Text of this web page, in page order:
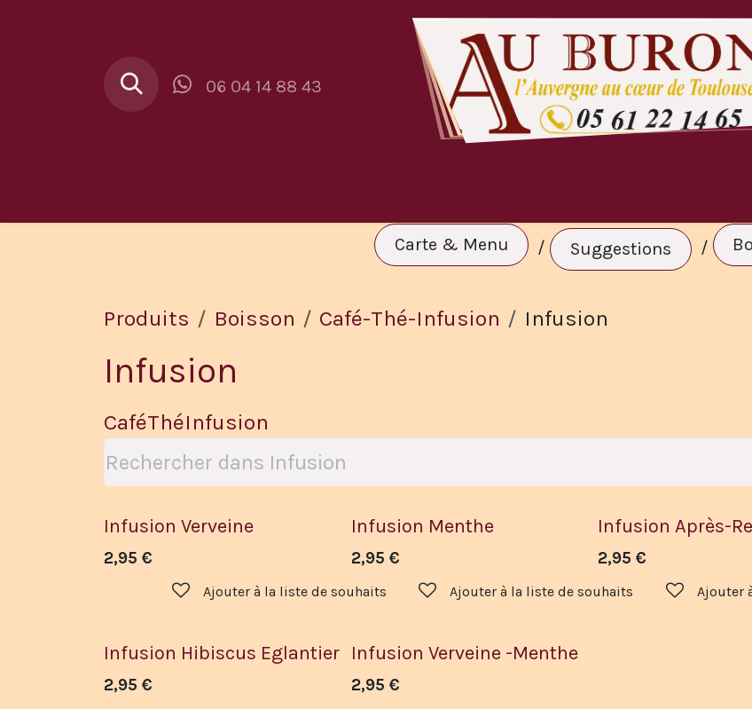
06 04 14 88 43
Carte & Menu / Suggestions /
Produits Boisson Café-Thé-Infusion Infusion
Infusion
CaféThéInfusion
Infusion Verveine
2,95 €
Ajouter à la liste de souhaits
Infusion Menthe
2,95 €
Ajouter à la liste de souhaits
Infusion Après-
2,95 €
Ajouter
Infusion Hibiscus Eglantier
2,95 €
Infusion Verveine -Menthe
2,95 €